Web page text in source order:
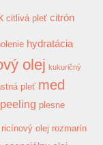
citlivá pleť citrón
hydratácia
olej kukuričný
pleť med
peeling plesne
ricínový olej rozmarín